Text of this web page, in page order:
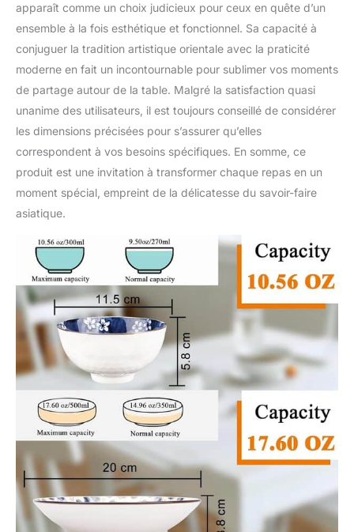
apparaît comme un choix judicieux pour ceux en quête d’un
ensemble à la fois esthétique et fonctionnel. Sa capacité à
conjuguer la tradition artistique orientale avec la praticité
moderne en fait un incontournable pour sublimer vos moments
de partage autour de la table. Malgré la satisfaction quasi
unanime des utilisateurs, il est toujours conseillé de considérer
les dimensions précisées pour s’assurer qu’elles
correspondent à vos besoins spécifiques. En somme, ce
produit est une invitation à transformer chaque repas en un
moment spécial, empreint de la délicatesse du savoir-faire
asiatique.